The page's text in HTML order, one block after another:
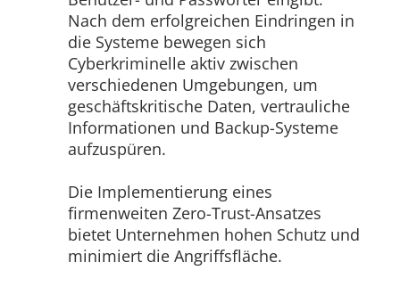
Nach dem erfolgreichen Eindringen in
die Systeme bewegen sich
Cyberkriminelle aktiv zwischen
verschiedenen Umgebungen, um
geschäftskritische Daten, vertrauliche
Informationen und Backup-Systeme
aufzuspüren.
Die Implementierung eines
firmenweiten Zero-Trust-Ansatzes
bietet Unternehmen hohen Schutz und
minimiert die Angriffsfläche.